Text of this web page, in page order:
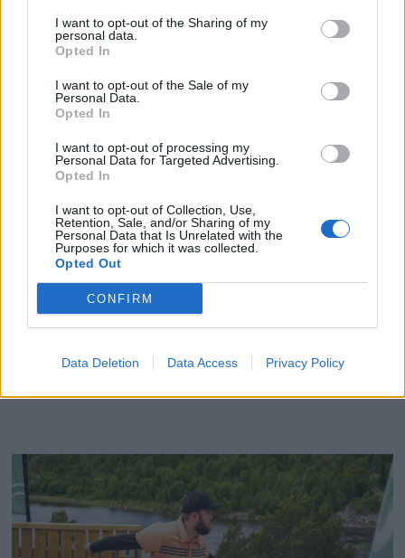
I want to opt-out of the Sharing of my
personal data.
Opted In
I want to opt-out of the Sale of my
Personal Data.
Opted In
I want to opt-out of processing my
Personal Data for Targeted Advertising.
Opted In
I want to opt-out of Collection, Use,
Retention, Sale, and/or Sharing of my
Personal Data that Is Unrelated with the
Purposes for which it was collected.
Opted Out
CONFIRM
Data Deletion Data Access Privacy Policy